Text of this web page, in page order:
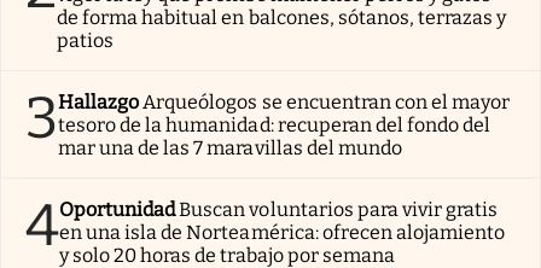
de forma habitual en balcones, sótanos, terrazas y
patios
3Hallazgo Arqueólogos se encuentran con el mayor
tesoro de la humanidad: recuperan del fondo del
mar una de las 7 maravillas del mundo
4OportunidadBuscan voluntarios para vivir gratis
en una isla de Norteamérica: ofrecen alojamiento
y solo 20 horas de trabajo por semana